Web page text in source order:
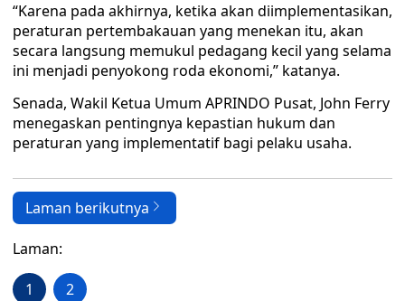
“Karena pada akhirnya, ketika akan diimplementasikan,
peraturan pertembakauan yang menekan itu, akan
secara langsung memukul pedagang kecil yang selama
ini menjadi penyokong roda ekonomi,” katanya.
Senada, Wakil Ketua Umum APRINDO Pusat, John Ferry
menegaskan pentingnya kepastian hukum dan
peraturan yang implementatif bagi pelaku usaha.
Laman berikutnya
Laman:
1 2